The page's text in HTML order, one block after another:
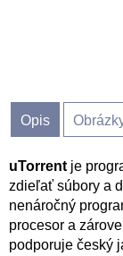
Opis
uTorrent je
zdieľať súbory a
nenáročný
procesor a
podporuje český